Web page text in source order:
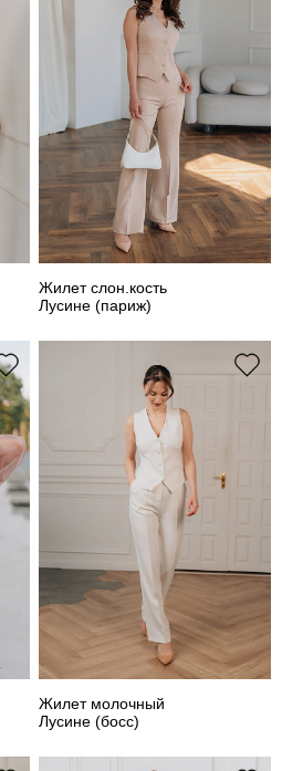
Жилет слон.кость
Лусине (париж)
Жилет молочный
Лусине (босс)